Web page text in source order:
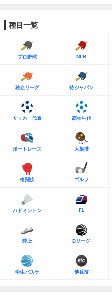
種目一覧
プロ野球 MLB
独立リーグ 侍ジャパン
サッカー代表 高校年代
ボートレース 大相撲
格闘技 ゴルフ
バドミントン F1
陸上 Bリーグ
学生バスケ 他競技